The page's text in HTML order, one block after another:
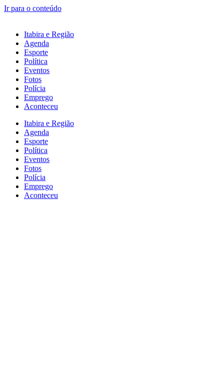
Ir para o conteúdo
Itabira e Região
Agenda
Esporte
Política
Eventos
Fotos
Polícia
Emprego
Aconteceu
Itabira e Região
Agenda
Esporte
Política
Eventos
Fotos
Polícia
Emprego
Aconteceu